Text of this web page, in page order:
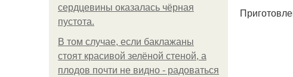
сердцевины оказалась чёрная
пустота.
В том случае, если баклажаны
стоят красивой зелёной стеной, а
плодов почти не видно - радоваться